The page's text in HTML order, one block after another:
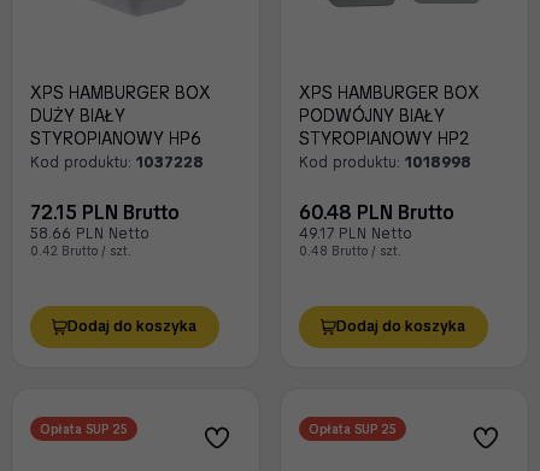
XPS HAMBURGER BOX
DUŻY BIAŁY
STYROPIANOWY HP6
Kod produktu: 1037228
72.15 PLN Brutto
58.66 PLN Netto
0.42 Brutto / szt.
Dodaj do koszyka
XPS HAMBURGER BOX
PODWÓJNY BIAŁY
STYROPIANOWY HP2
Kod produktu: 1018998
60.48 PLN Brutto
49.17 PLN Netto
0.48 Brutto / szt.
Dodaj do koszyka
Opłata SUP 25 Opłata SUP 25